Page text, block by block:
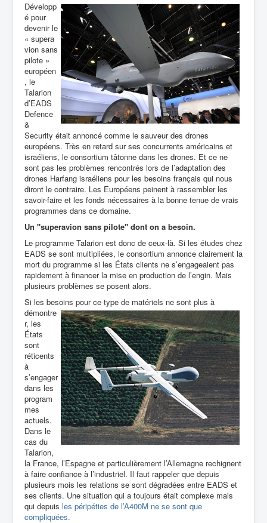
Développ
é pour
devenir le
« supera
vion sans
pilote »
européen
, le
Talarion
d’EADS
Defence
&
Security était annoncé comme le sauveur des drones
européens. Très en retard sur ses concurrents américains et
israéliens, le consortium tâtonne dans les drones. Et ce ne
sont pas les problèmes rencontrés lors de l’adaptation des
drones Harfang israéliens pour les besoins français qui nous
diront le contraire. Les Européens peinent à rassembler les
savoir-faire et les fonds nécessaires à la bonne tenue de vrais
programmes dans ce domaine.
Un "superavion sans pilote" dont on a besoin.
Le programme Talarion est donc de ceux-là. Si les études chez
EADS se sont multipliées, le consortium annonce clairement la
mort du programme si les États clients ne s’engageaient pas
rapidement à financer la mise en production de l’engin. Mais
plusieurs problèmes se posent alors.
Si les besoins pour ce type de matériels ne sont plus à
démontre
r, les
États
sont
réticents
à
s’engager
dans les
program
mes
actuels.
Dans le
cas du
Talarion,
la France, l’Espagne et particulièrement l’Allemagne rechignent
à faire confiance à l’industriel. Il faut rappeler que depuis
plusieurs mois les relations se sont dégradées entre EADS et
ses clients. Une situation qui a toujours était complexe mais
qui depuis les péripéties de l’A400M ne se sont que
compliquées.